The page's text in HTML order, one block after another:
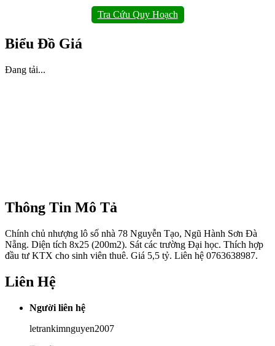
Tra Cứu Quy Hoạch
Biểu Đồ Giá
Đang tải...
Thông Tin Mô Tả
Chính chủ nhượng lô số nhà 78 Nguyễn Tạo, Ngũ Hành Sơn Đà
Nẵng. Diện tích 8x25 (200m2). Sát các trường Đại học. Thích hợp
đầu tư KTX cho sinh viên thuê. Giá 5,5 tỷ. Liên hệ 0763638987.
Liên Hệ
Người liên hệ
letrankimnguyen2007